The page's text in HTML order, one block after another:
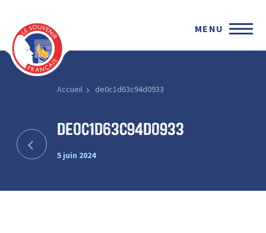
MENU
Accueil de0c1d63c94d0933
de0c1d63c94d0933
5 juin 2024